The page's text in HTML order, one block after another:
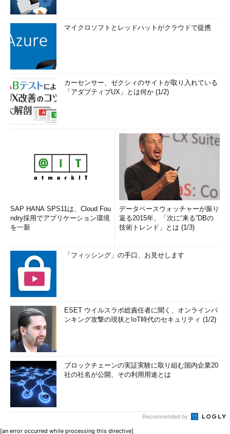
マイクロソフトとレッドハットがクラウドで提携
カーセンサー、ゼクシィのサイトが取り入れている
「アダプティブUX」とは何か (1/2)
SAP HANA SPS11は、Cloud Fou
ndry採用でアプリケーション環境
を一新
データベースウォッチャーが振り
返る2015年、「次に“来る”DBの
技術トレンド」とは (1/3)
「フィッシング」の手口、お見せします
ESET ウイルスラボ総責任者に聞く、オンラインバ
ンキング攻撃の現状とIoT時代のセキュリティ (1/2)
ブロックチェーンの実証実験に取り組む国内企業20
社の社名が公開、その利用用途とは
Recommended by
[an error occurred while processing this directive]